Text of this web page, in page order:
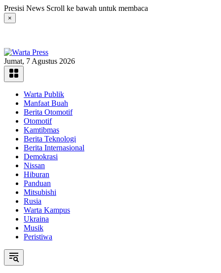
Langsung
ke
konten
Presisi News Scroll ke bawah untuk membaca
×
Jumat, 7 Agustus 2026
Warta Publik
Manfaat Buah
Berita Otomotif
Otomotif
Kamtibmas
Berita Teknologi
Berita Internasional
Demokrasi
Nissan
Hiburan
Panduan
Mitsubishi
Rusia
Warta Kampus
Ukraina
Musik
Peristiwa